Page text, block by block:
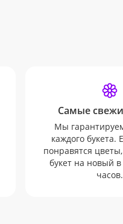
Самые
Мы
каждого букета.
понравятся
букет на новый
часов.